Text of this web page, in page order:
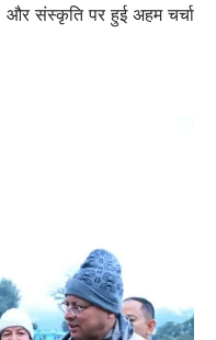
और संस्कृति पर हुई अहम चर्चा